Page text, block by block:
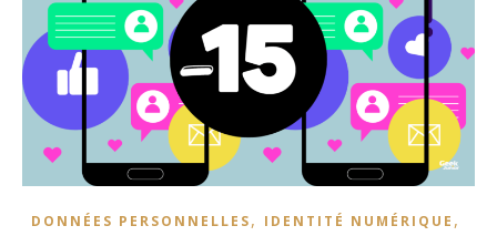
DONNÉES PERSONNELLES, IDENTITÉ NUMÉRIQUE ,